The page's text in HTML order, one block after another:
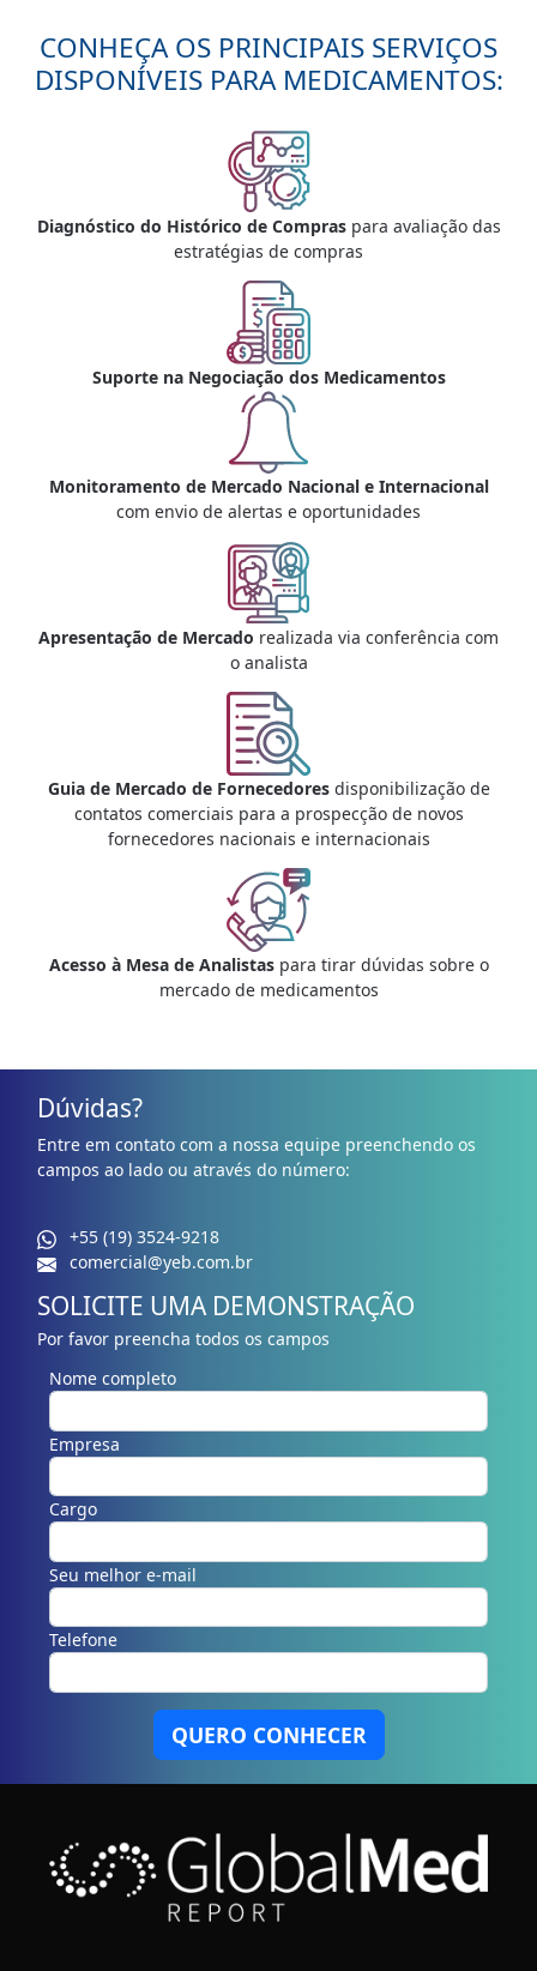
CONHEÇA OS PRINCIPAIS SERVIÇOS
DISPONÍVEIS PARA MEDICAMENTOS:
Diagnóstico do Histórico de Compraspara avaliação das
estratégias de compras
Suporte na Negociação dos Medicamentos
Monitoramento de Mercado Nacional e Internacional
com envio de alertas e oportunidades
Apresentação de Mercado realizada via conferência com
o analista
Guia de Mercado de Fornecedoresdisponibilização de
contatos comerciais para a prospecção de novos
fornecedores nacionais e internacionais
Acesso à Mesa de Analistaspara tirar dúvidas sobre o
mercado de medicamentos
Dúvidas?
Entre em contato com a nossa equipe preenchendo os
campos ao lado ou através do número:
+55 (19) 3524-9218
comercial@yeb.com.br
SOLICITE UMA DEMONSTRAÇÃO
Por favor preencha todos os campos
Nome completo
Empresa
Cargo
Seu melhor e-mail
Telefone
QUERO CONHECER